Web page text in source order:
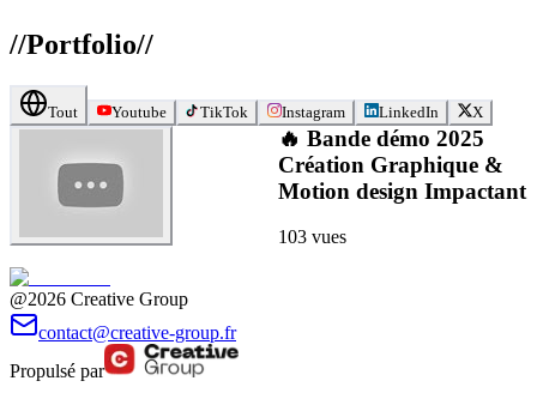
//Portfolio//
Tout Youtube TikTok Instagram LinkedIn X
🔥 Bande démo 2025
Création Graphique &
Motion design Impactant
103 vues
@2026 Creative Group
contact@creative-group.fr
Propulsé par